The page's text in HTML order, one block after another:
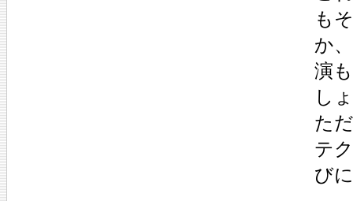
も
か
演
し
た
テ
び